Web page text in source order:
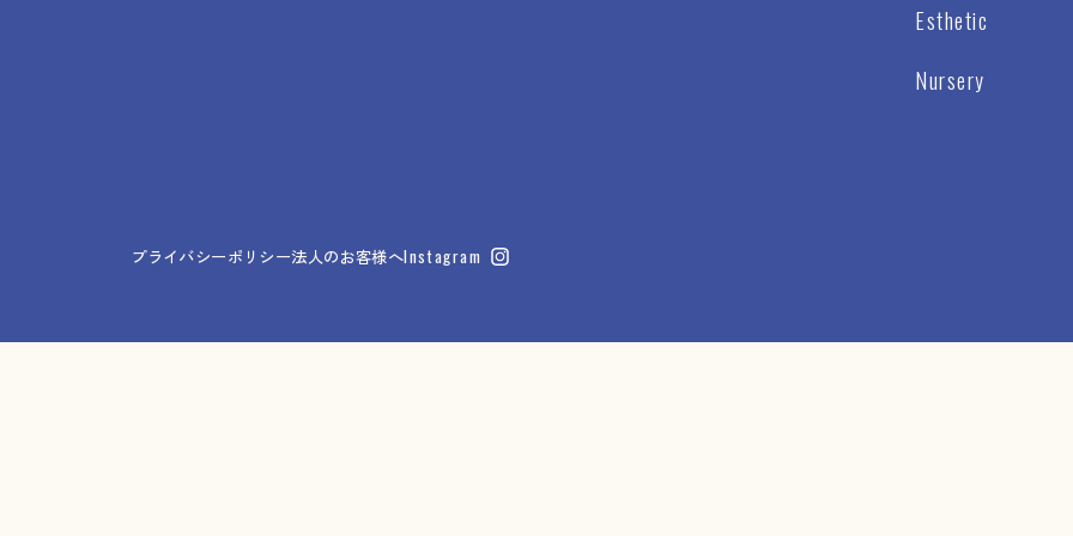
Esthetic
Nursery
プライバシーポリシー法人のお客様へInstagram